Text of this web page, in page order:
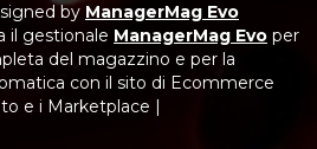
by ManagerMag Evo
il gestionale ManagerMag Evo per
del magazzino e per la
con il sito di Ecommerce
e i Marketplace |